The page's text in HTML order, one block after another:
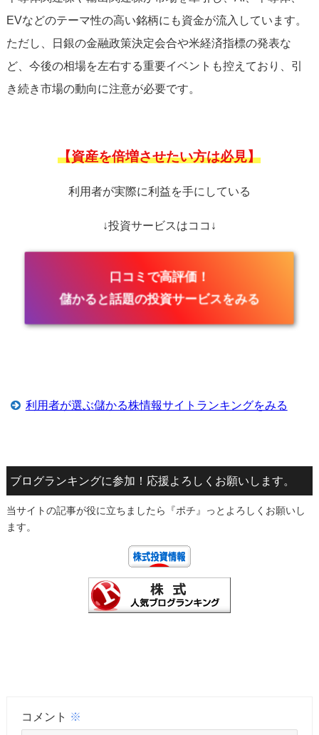
EVなどのテーマ性の高い銘柄にも資金が流入しています。
ただし、日銀の金融政策決定会合や米経済指標の発表な
ど、今後の相場を左右する重要イベントも控えており、引
き続き市場の動向に注意が必要です。
【資産を倍増させたい方は必見】
利用者が実際に利益を手にしている
↓投資サービスはココ↓
口コミで高評価！
儲かると話題の投資サービスをみる
利用者が選ぶ儲かる株情報サイトランキングをみる
ブログランキングに参加！応援よろしくお願いします。
当サイトの記事が役に立ちましたら『ポチ』っとよろしくお願いし
ます。
コメント ※